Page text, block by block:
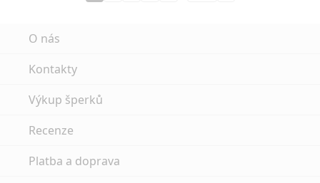
O nás
Kontakty
Výkup šperků
Recenze
Platba a doprava